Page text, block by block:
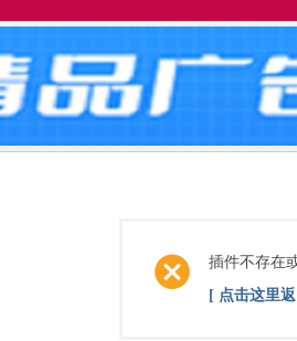
插件不存在
[ 点击这里